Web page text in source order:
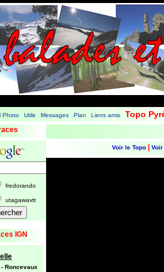
Photo Utile Messages Plan Liens amis Topo
fredorando
utagawavtt
IGN
Roncevaux
Voir le Topo Voir